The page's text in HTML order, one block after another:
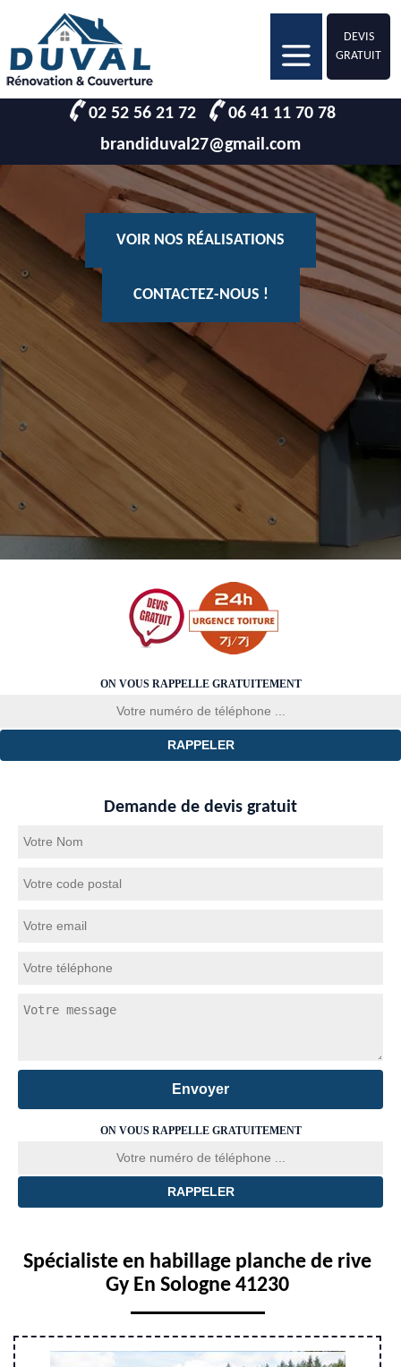
DEVIS
GRATUIT
02 52 56 21 72
06 41 11 70 78
brandiduval27@gmail.com
VOIR NOS RÉALISATIONS
CONTACTEZ-NOUS !
ON VOUS RAPPELLE GRATUITEMENT
Demande de devis gratuit
ON VOUS RAPPELLE GRATUITEMENT
Spécialiste en habillage planche de rive
Gy En Sologne 41230